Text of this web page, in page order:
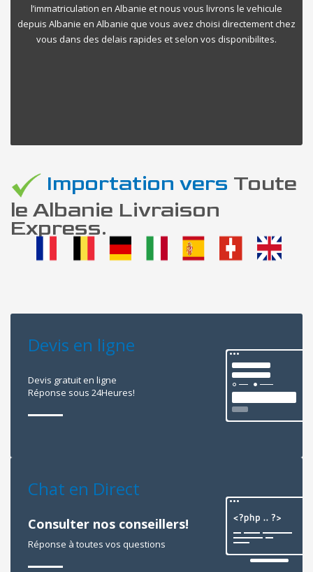
l’immatriculation en Albanie et nous vous livrons le vehicule
depuis Albanie en Albanie que vous avez choisi directement chez
vous dans des delais rapides et selon vos disponibilites.
Importation vers Toute
le Albanie Livraison
Express.
Devis en ligne
Devis gratuit en ligne
Réponse sous 24Heures!
Chat en Direct
Consulter nos conseillers!
Réponse à toutes vos questions